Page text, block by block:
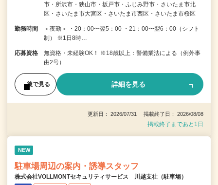
市・所沢市・狭山市・坂戸市・ふじみ野市・さいたま市北
区・さいたま市大宮区・さいたま市西区・さいたま市桜区
勤務時間
＜夜勤＞ ・20：00〜翌5：00 ・21：00〜翌6：00（シフト
制） ※1日8時…
応募資格
無資格・未経験OK！ ※18歳以上：警備業法による（例外事
由2号）
後で見る 詳細を見る
更新日： 2026/07/31 掲載終了日： 2026/08/08
掲載終了まであと1日
NEW
駐車場周辺の案内・誘導スタッフ
株式会社VOLLMONTセキュリティサービス 川越支社（駐車場）